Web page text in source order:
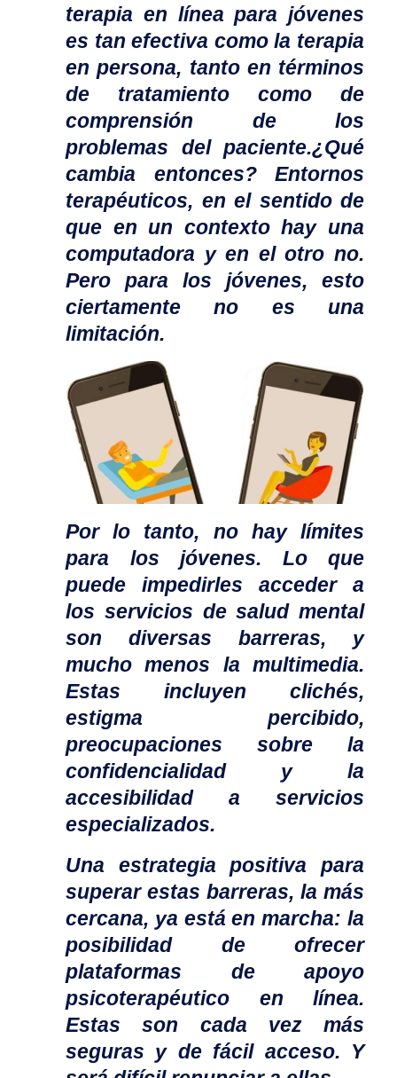
terapia en línea para jóvenes
es tan efectiva como la terapia
en persona, tanto en términos
de tratamiento como de
comprensión de los
problemas del paciente.¿Qué
cambia entonces? Entornos
terapéuticos, en el sentido de
que en un contexto hay una
computadora y en el otro no.
Pero para los jóvenes, esto
ciertamente no es una
limitación.
Por lo tanto, no hay límites
para los jóvenes. Lo que
puede impedirles acceder a
los servicios de salud mental
son diversas barreras, y
mucho menos la multimedia.
Estas incluyen clichés,
estigma percibido,
preocupaciones sobre la
confidencialidad y la
accesibilidad a servicios
especializados.
Una estrategia positiva para
superar estas barreras, la más
cercana, ya está en marcha: la
posibilidad de ofrecer
plataformas de apoyo
psicoterapéutico en línea.
Estas son cada vez más
seguras y de fácil acceso. Y